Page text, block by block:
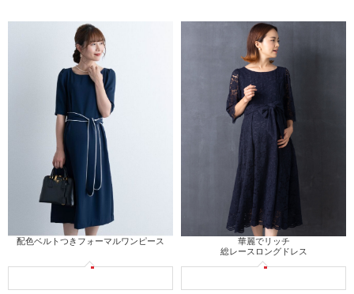
配色ベルトつきフォーマルワンピース
華麗でリッチ
総レースロングドレス